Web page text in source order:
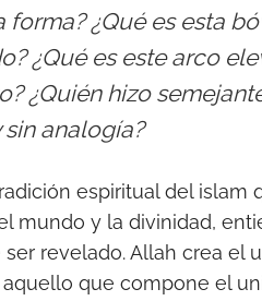
¿Qué es esta
¿Qué es este arco
¿Quién hizo
analogía?
espiritual del islam
mundo y la divinidad,
revelado. Allah crea el
que compone el